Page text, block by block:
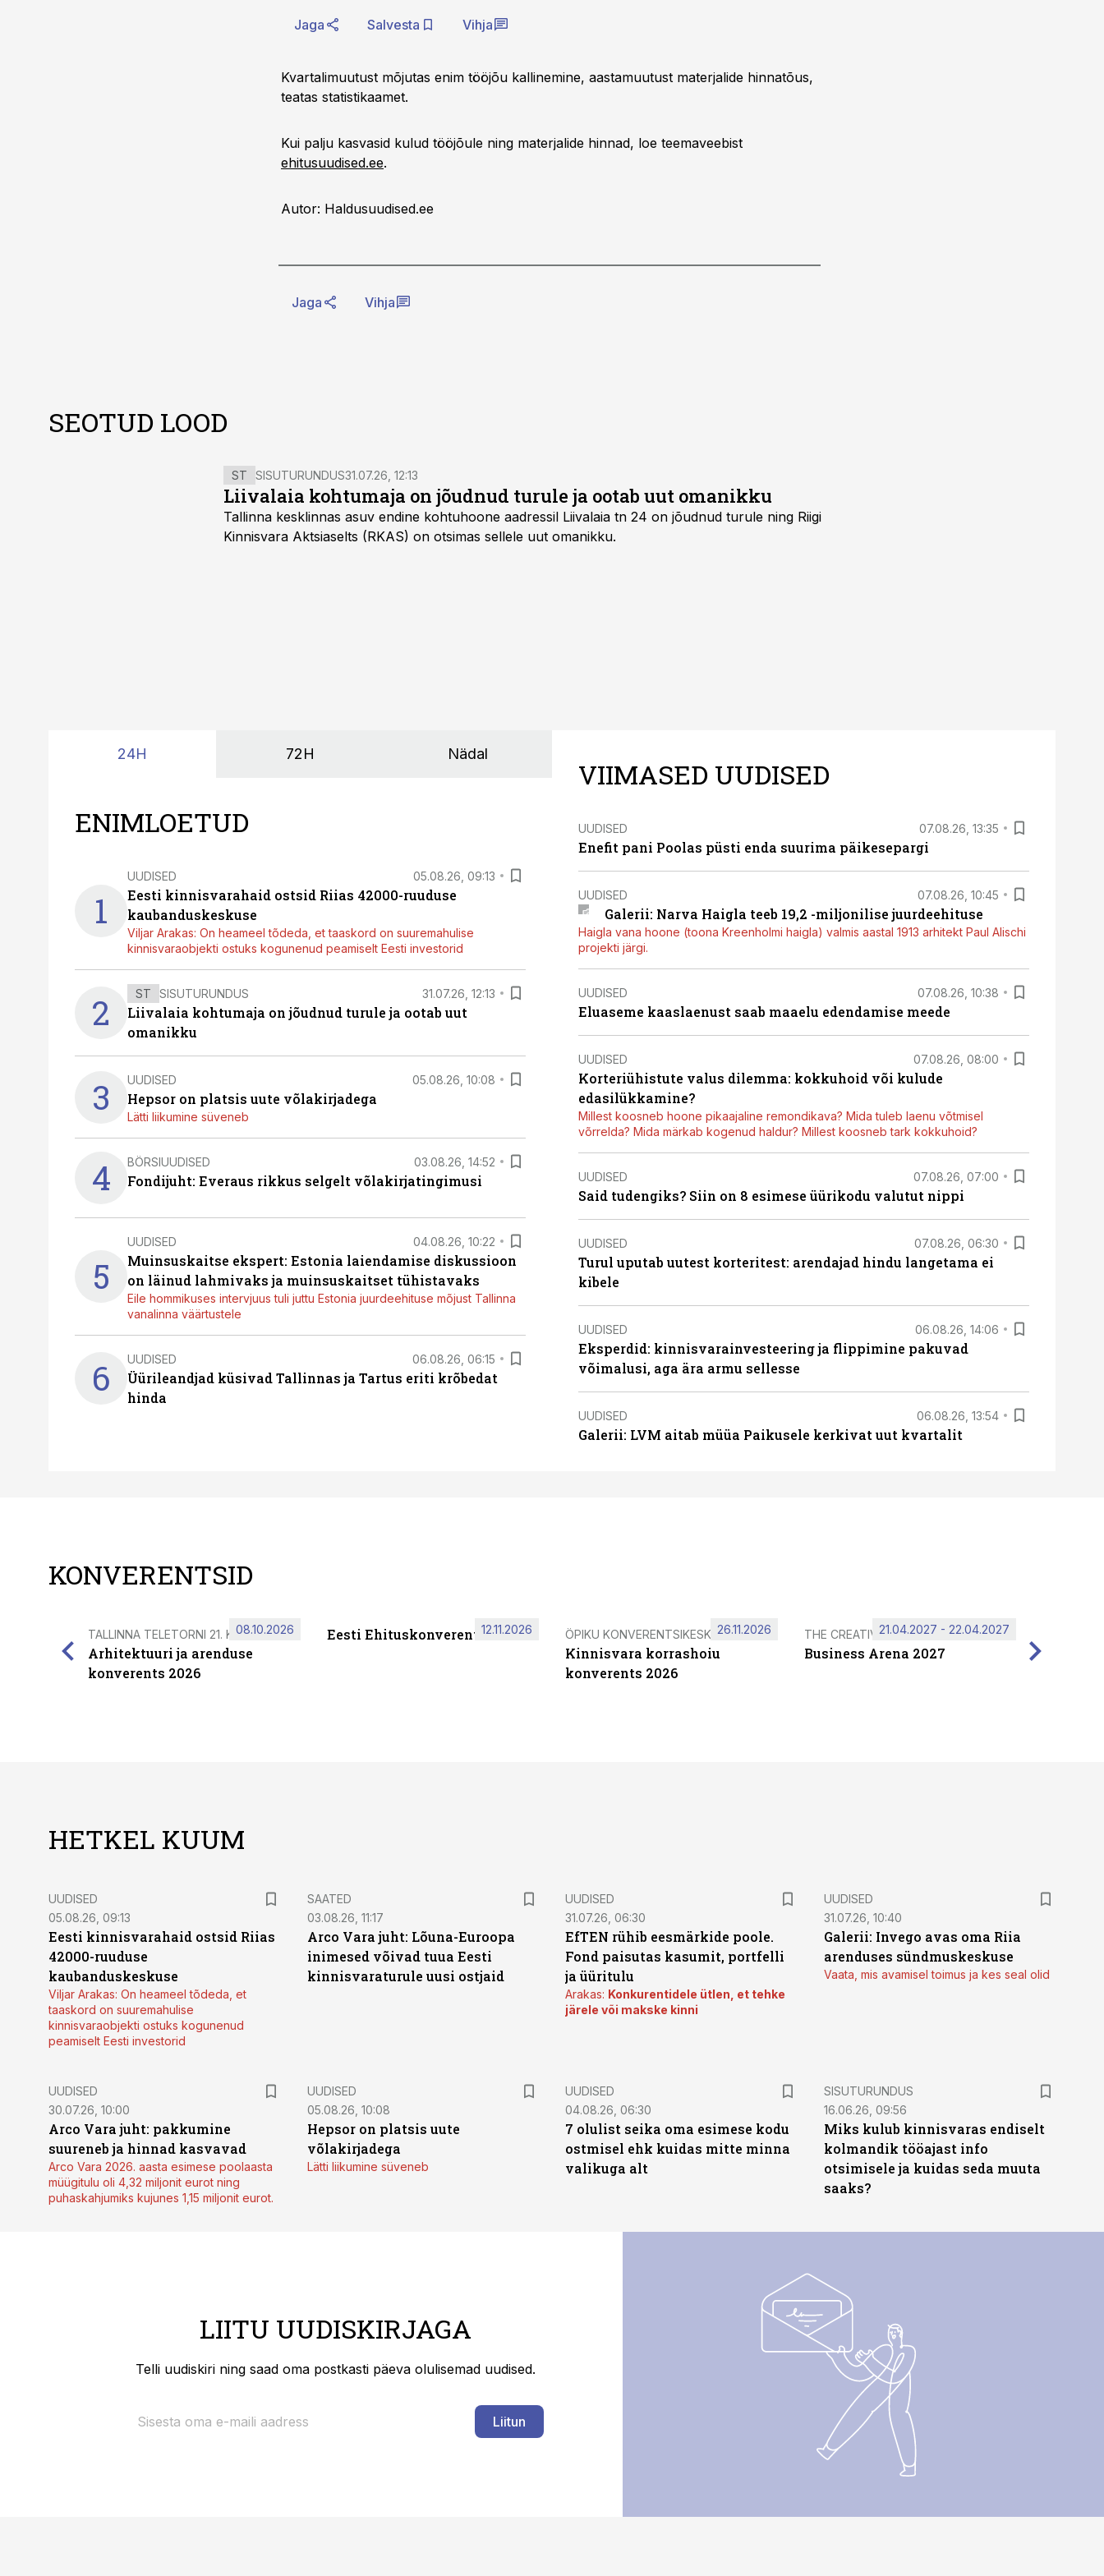
Jaga Salvesta Vihja
Kvartalimuutust mõjutas enim tööjõu kallinemine, aastamuutust materjalide hinnatõus,
teatas statistikaamet.
Kui palju kasvasid kulud tööjõule ning materjalide hinnad, loe teemaveebist
ehitusuudised.ee.
Autor: Haldusuudised.ee
Jaga Vihja
SEOTUD LOOD
ST SISUTURUNDUS31.07.26, 12:13
Liivalaia kohtumaja on jõudnud turule ja ootab uut omanikku
Tallinna kesklinnas asuv endine kohtuhoone aadressil Liivalaia tn 24 on jõudnud turule ning Riigi
Kinnisvara Aktsiaselts (RKAS) on otsimas sellele uut omanikku.
24H 72H Nädal
ENIMLOETUD
1
UUDISED 05.08.26, 09:13
Eesti kinnisvarahaid ostsid Riias 42000-ruuduse
kaubanduskeskuse
Viljar Arakas: On heameel tõdeda, et taaskord on suuremahulise
kinnisvaraobjekti ostuks kogunenud peamiselt Eesti investorid
2 ST SISUTURUNDUS 31.07.26, 12:13
Liivalaia kohtumaja on jõudnud turule ja ootab uut
omanikku
3 UUDISED 05.08.26, 10:08
Hepsor on platsis uute võlakirjadega
Lätti liikumine süveneb
4 BÖRSIUUDISED 03.08.26, 14:52
Fondijuht: Everaus rikkus selgelt võlakirjatingimusi
5
UUDISED 04.08.26, 10:22
Muinsuskaitse ekspert: Estonia laiendamise diskussioon
on läinud lahmivaks ja muinsuskaitset tühistavaks
Eile hommikuses intervjuus tuli juttu Estonia juurdeehituse mõjust Tallinna
vanalinna väärtustele
6 UUDISED 06.08.26, 06:15
Üürileandjad küsivad Tallinnas ja Tartus eriti krõbedat
hinda
VIIMASED UUDISED
UUDISED 07.08.26, 13:35
Enefit pani Poolas püsti enda suurima päikesepargi
UUDISED 07.08.26, 10:45
Galerii: Narva Haigla teeb 19,2 -miljonilise juurdeehituse
Haigla vana hoone (toona Kreenholmi haigla) valmis aastal 1913 arhitekt Paul Alischi
projekti järgi.
UUDISED 07.08.26, 10:38
Eluaseme kaaslaenust saab maaelu edendamise meede
UUDISED 07.08.26, 08:00
Korteriühistute valus dilemma: kokkuhoid või kulude
edasilükkamine?
Millest koosneb hoone pikaajaline remondikava? Mida tuleb laenu võtmisel
võrrelda? Mida märkab kogenud haldur? Millest koosneb tark kokkuhoid?
UUDISED 07.08.26, 07:00
Said tudengiks? Siin on 8 esimese üürikodu valutut nippi
UUDISED 07.08.26, 06:30
Turul uputab uutest korteritest: arendajad hindu langetama ei
kibele
UUDISED 06.08.26, 14:06
Eksperdid: kinnisvarainvesteering ja flippimine pakuvad
võimalusi, aga ära armu sellesse
UUDISED 06.08.26, 13:54
Galerii: LVM aitab müüa Paikusele kerkivat uut kvartalit
KONVERENTSID
TALLINNA TELETORNI 21. KORRUSEL
Arhitektuuri ja arenduse
konverents 2026
08.10.2026 Eesti Ehituskonverents 2026
12.11.2026 ÖPIKU KONVERENTSIKESKUS
Kinnisvara korrashoiu
konverents 2026
26.11.2026 THE CREATIVE HUB
Business Arena 2027
21.04.2027 - 22.04.2027
HETKEL KUUM
UUDISED
05.08.26, 09:13
Eesti kinnisvarahaid ostsid Riias
42000-ruuduse
kaubanduskeskuse
Viljar Arakas: On heameel tõdeda, et
taaskord on suuremahulise
kinnisvaraobjekti ostuks kogunenud
peamiselt Eesti investorid
SAATED
03.08.26, 11:17
Arco Vara juht: Lõuna-Euroopa
inimesed võivad tuua Eesti
kinnisvaraturule uusi ostjaid
UUDISED
31.07.26, 06:30
EfTEN rühib eesmärkide poole.
Fond paisutas kasumit, portfelli
ja üüritulu
Arakas: Konkurentidele ütlen, et tehke
järele või makske kinni
UUDISED
31.07.26, 10:40
Galerii: Invego avas oma Riia
arenduses sündmuskeskuse
Vaata, mis avamisel toimus ja kes seal olid
UUDISED
30.07.26, 10:00
Arco Vara juht: pakkumine
suureneb ja hinnad kasvavad
Arco Vara 2026. aasta esimese poolaasta
müügitulu oli 4,32 miljonit eurot ning
puhaskahjumiks kujunes 1,15 miljonit eurot.
UUDISED
05.08.26, 10:08
Hepsor on platsis uute
võlakirjadega
Lätti liikumine süveneb
UUDISED
04.08.26, 06:30
7 olulist seika oma esimese kodu
ostmisel ehk kuidas mitte minna
valikuga alt
ST
SISUTURUNDUS
16.06.26, 09:56
Miks kulub kinnisvaras endiselt
kolmandik tööajast info
otsimisele ja kuidas seda muuta
saaks?
LIITU UUDISKIRJAGA
Telli uudiskiri ning saad oma postkasti päeva olulisemad uudised.
Liitun